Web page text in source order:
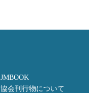
JMBOOK
協会刊行物について